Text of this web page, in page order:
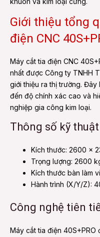
Giới thiệu tổng
điện CNC
Máy cắt tia điện CNC
nhất được Công ty TNHH
giới thiệu ra thị trường. Đây
đến độ chính xác cao và
nghiệp gia công kim loại.
Thông số kỹ
Kích thước: 2600 x
Trọng lượng: 2600
Kích thước bàn làm
Hành trình (X/Y/Z):
Công nghệ tiên
Máy cắt tia điện